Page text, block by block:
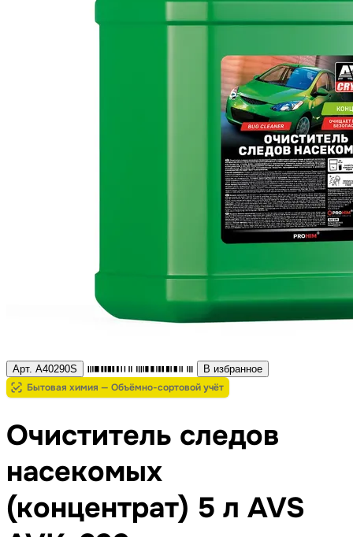
Арт. A40290S В избранное
Бытовая химия — Объёмно-сортовой учёт
Очиститель следов
насекомых
(концентрат) 5 л AVS